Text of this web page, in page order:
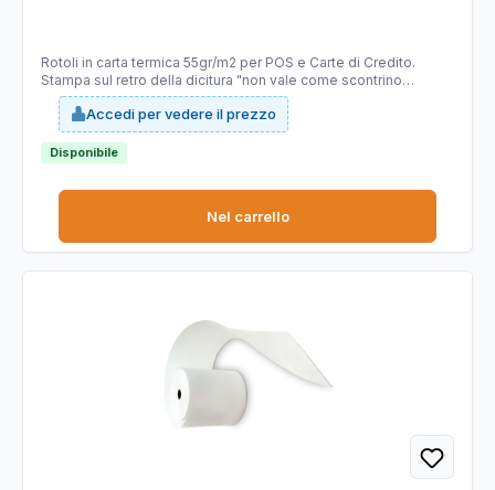
Rotoli in carta termica 55gr/m2 per POS e Carte di Credito.
Stampa sul retro della dicitura "non vale come scontrino
fiscale" + BPA free + logo FSC. Tipo carta: termica Mitsubishi
P5046 priva di bisfenolo A (BPA FREE), stabilità immagine 10
anni, certificata FSC. Larghezza 57 mm. Lunghezza 20 mt
(+/-1%). Diametro esterno rotolo 40 mm. Anima 12 mm.
Grammatura 55g/m2 (+/-3%).
Accedi per vedere il prezzo
Disponibile
Nel carrello